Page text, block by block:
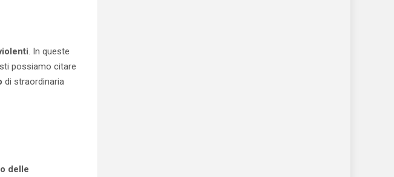
. In queste
possiamo citare
di straordinaria
delle